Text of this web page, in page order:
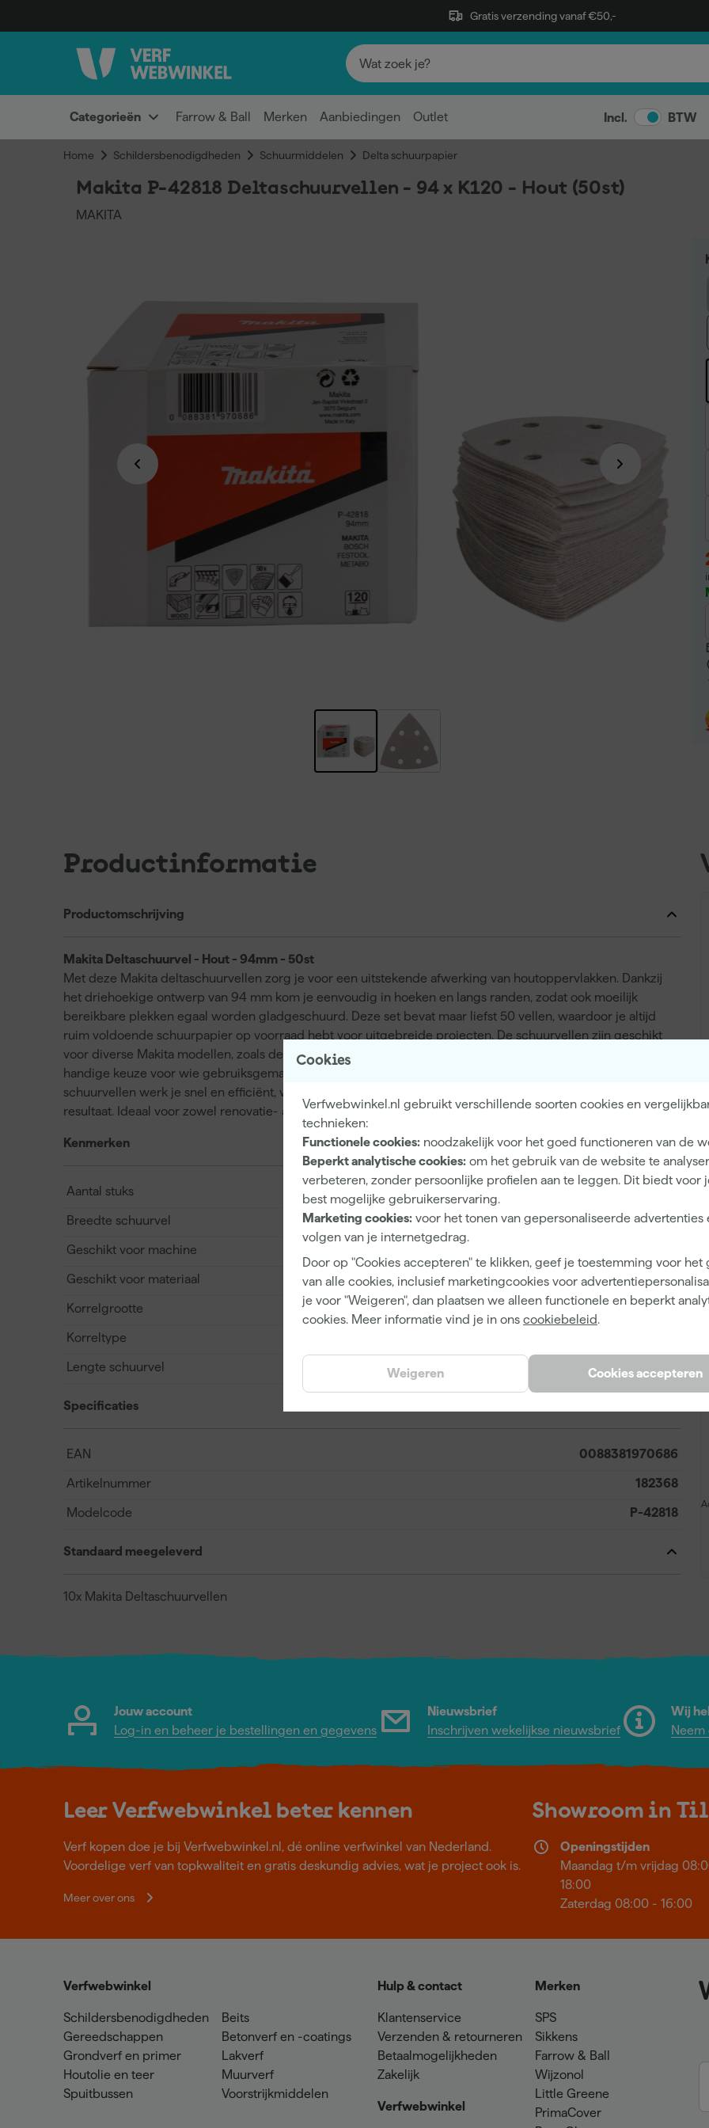
Gratis verzending vanaf €50,-
Categorieën Farrow & Ball Merken Aanbiedingen Outlet Incl. BTW
Home Schildersbenodigdheden Schuurmiddelen Delta schuurpapier
Cookies
Verfwebwinkel.nl gebruikt verschillende soorten cookies en
technieken:
Functionele cookies: noodzakelijk voor het goed functioneren van de
Beperkt analytische cookies: om het gebruik van de website te
verbeteren, zonder persoonlijke profielen aan te leggen. Dit biedt voor
best mogelijke gebruikerservaring.
Marketing cookies: voor het tonen van gepersonaliseerde advertenties
volgen van je internetgedrag.
Door op "Cookies accepteren" te klikken, geef je toestemming voor het
van alle cookies, inclusief marketingcookies voor
je voor "Weigeren", dan plaatsen we alleen functionele en beperkt
cookies. Meer informatie vind je in ons cookiebeleid.
Cookies accepteren
Weigeren
Makita P-42818 Deltaschuurvellen - 94 x K120 - Hout (50st)
MAKITA
Productinformatie
Productomschrijving
Makita Deltaschuurvel - Hout - 94mm - 50st
Met deze Makita deltaschuurvellen zorg je voor een uitstekende afwerking van houtoppervlakken. Dankzij
het driehoekige ontwerp van 94 mm kom je eenvoudig in hoeken en langs randen, zodat ook moeilijk
bereikbare plekken egaal worden gladgeschuurd. Deze set bevat maar liefst 50 vellen, waardoor je altijd
ruim voldoende schuurpapier op voorraad hebt voor uitgebreide projecten. De schuurvellen zijn geschikt
voor diverse Makita modellen, zoals de BO4561, BO4565K, DBO480RTJ en DBO480Z. Dit maakt ze een
handige keuze voor wie gebruiksgemak en kwaliteit zoekt bij het schuren van hout. Met deze delta
schuurvellen werk je snel en efficiënt, waarbij het materiaal gelijkmatig wordt verwijderd voor een strak
resultaat. Ideaal voor zowel renovatie- als onderhoudswerkzaamheden.
Kenmerken
Aantal stuks
Breedte schuurvel 94 mm
Geschikt voor machine
Geschikt voor materiaal Aluminium, Hout, Kunststof, Non-ferrometaal, Staal
Korrelgrootte P120
Korreltype
Lengte schuurvel 94 mm
Specificaties
EAN 0088381970686
Artikelnummer 182368
Modelcode P-42818
Standaard meegeleverd
10x Makita Deltaschuurvellen
Jouw account
Log-in en beheer je bestellingen en gegevens
Nieuwsbrief
Inschrijven wekelijkse nieuwsbrief
Wij
Leer Verfwebwinkel beter kennen
Verf kopen doe je bij Verfwebwinkel.nl, dé online verfwinkel van Nederland.
Voordelige verf van topkwaliteit en gratis deskundig advies, wat je project ook is.
Meer over ons
Showroom in
Openingstijden
Maandag t/m vrijdag
18:00
Zaterdag 08:00 - 16:00
Verfwebwinkel
Schildersbenodigdheden
Gereedschappen
Grondverf en primer
Houtolie en teer
Spuitbussen
Beits
Betonverf en -coatings
Lakverf
Muurverf
Voorstrijkmiddelen
Hulp & contact
Klantenservice
Verzenden & retourneren
Betaalmogelijkheden
Zakelijk
Verfwebwinkel
Merken
SPS
Sikkens
Farrow & Ball
Wijzonol
Little Greene
PrimaCover